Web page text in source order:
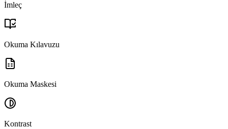
İmleç
Okuma Kılavuzu
Okuma Maskesi
Kontrast